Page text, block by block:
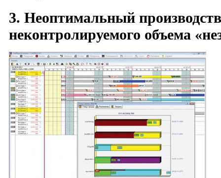
3. Неоптимальный
неконтролируемого объема